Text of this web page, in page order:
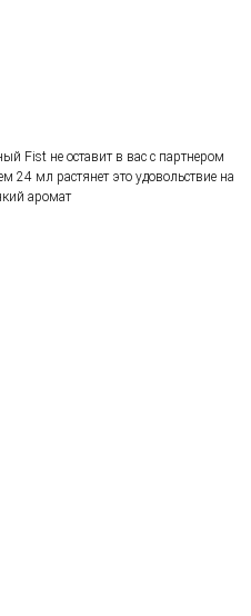
Fist не оставит в вас с партнером
24 мл растянет это удовольствие на
аромат